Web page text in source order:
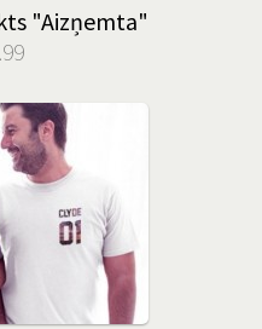
"Aizņemta"